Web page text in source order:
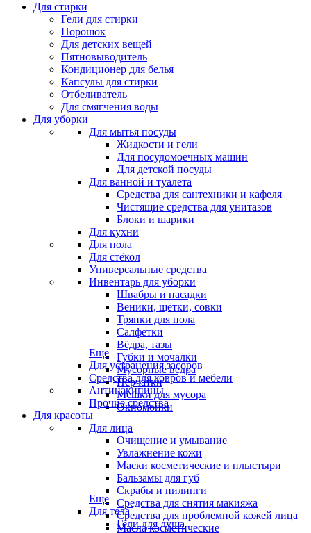
Для стирки
Гели для стирки
Порошок
Для детских вещей
Пятновыводитель
Кондиционер для белья
Капсулы для стирки
Отбеливатель
Для смягчения воды
Для уборки
Для мытья посуды
Жидкости и гели
Для посудомоечных машин
Для детской посуды
Для ванной и туалета
Средства для сантехники и кафеля
Чистящие средства для унитазов
Блоки и шарики
Для кухни
Для пола
Для стёкол
Универсальные средства
Инвентарь для уборки
Швабры и насадки
Веники, щётки, совки
Тряпки для пола
Салфетки
Вёдра, тазы
Губки и мочалки
Мусорные ведра
Перчатки
Мешки для мусора
Окномойки
Еще
Для устранения засоров
Средства для ковров и мебели
Антинакипины
Прочие средства
Для красоты
Для лица
Очищение и умывание
Увлажнение кожи
Маски косметические и плыстыри
Бальзамы для губ
Скрабы и пилинги
Средства для снятия макияжа
Средства для проблемной кожей лица
Масла косметические
Еще
Для тела
Гели для душа